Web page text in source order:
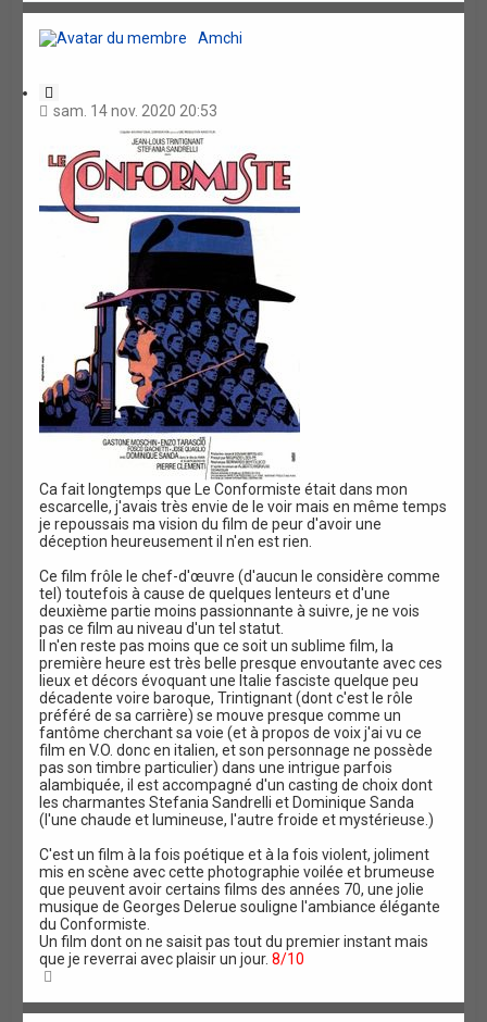
u
t
Amchi
i
t
i
o
n
sam. 14 nov. 2020 20:53
Ca fait longtemps que Le Conformiste était dans mon
escarcelle, j'avais très envie de le voir mais en même temps
je repoussais ma vision du film de peur d'avoir une
déception heureusement il n'en est rien.
Ce film frôle le chef-d'œuvre (d'aucun le considère comme
tel) toutefois à cause de quelques lenteurs et d'une
deuxième partie moins passionnante à suivre, je ne vois
pas ce film au niveau d'un tel statut.
Il n'en reste pas moins que ce soit un sublime film, la
première heure est très belle presque envoutante avec ces
lieux et décors évoquant une Italie fasciste quelque peu
décadente voire baroque, Trintignant (dont c'est le rôle
préféré de sa carrière) se mouve presque comme un
fantôme cherchant sa voie (et à propos de voix j'ai vu ce
film en V.O. donc en italien, et son personnage ne possède
pas son timbre particulier) dans une intrigue parfois
alambiquée, il est accompagné d'un casting de choix dont
les charmantes Stefania Sandrelli et Dominique Sanda
(l'une chaude et lumineuse, l'autre froide et mystérieuse.)
C'est un film à la fois poétique et à la fois violent, joliment
mis en scène avec cette photographie voilée et brumeuse
que peuvent avoir certains films des années 70, une jolie
musique de Georges Delerue souligne l'ambiance élégante
du Conformiste.
Un film dont on ne saisit pas tout du premier instant mais
que je reverrai avec plaisir un jour.8/10
u